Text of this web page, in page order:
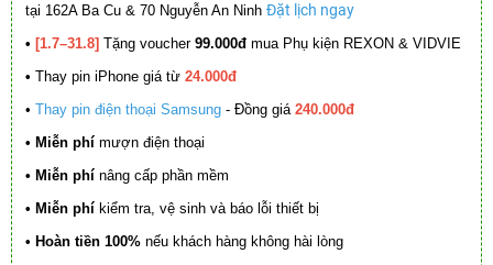
tại 162A Ba Cu & 70 Nguyễn An Ninh Đặt lịch ngay
• [1.7–31.8] Tặng voucher 99.000đ mua Phụ kiện REXON & VIDVIE
• Thay pin iPhone giá từ 24.000đ
• Thay pin điện thoại Samsung - Đồng giá 240.000đ
• Miễn phí mượn điện thoại
• Miễn phí nâng cấp phần mềm
• Miễn phí kiểm tra, vệ sinh và báo lỗi thiết bị
• Hoàn tiền 100% nếu khách hàng không hài lòng